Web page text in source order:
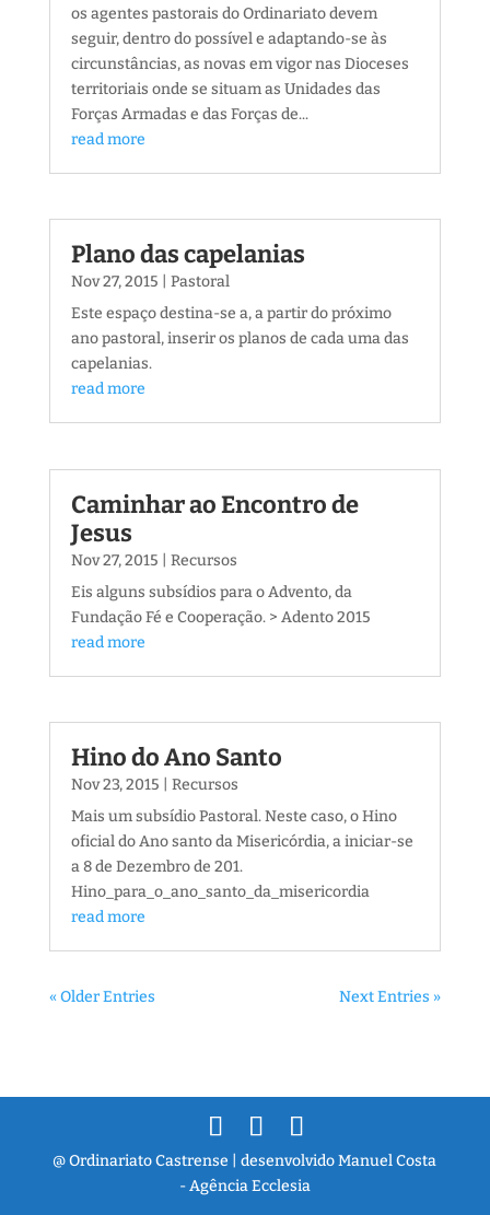
os agentes pastorais do Ordinariato devem
seguir, dentro do possível e adaptando-se às
circunstâncias, as novas em vigor nas Dioceses
territoriais onde se situam as Unidades das
Forças Armadas e das Forças de...
read more
Plano das capelanias
Nov 27, 2015
Pastoral
Este espaço destina-se a, a partir do próximo
ano pastoral, inserir os planos de cada uma das
capelanias.
read more
Caminhar ao Encontro de
Jesus
Nov 27, 2015
Recursos
Eis alguns subsídios para o Advento, da
Fundação Fé e Cooperação. > Adento 2015
read more
Hino do Ano Santo
Nov 23, 2015
Recursos
Mais um subsídio Pastoral. Neste caso, o Hino
oficial do Ano santo da Misericórdia, a iniciar-se
a 8 de Dezembro de 201.
Hino_para_o_ano_santo_da_misericordia
read more
« Older Entries Next Entries »
@ Ordinariato Castrense | desenvolvido Manuel Costa
- Agência Ecclesia